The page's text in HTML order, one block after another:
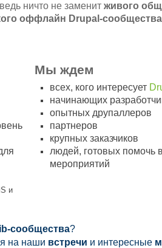
ничто не заменит живого
оффлайн Drupal-сообщества
и
Мы ждем
всех, кого интересует
начинающих
опытных друпаллеров
партнеров
крупных заказчиков
людей, готовых помочь
мероприятий
сообщества?
на наши встречи и интересные